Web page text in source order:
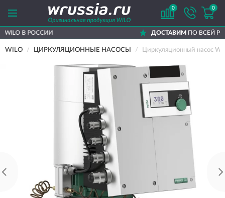
0 0
ПО ВСЕЙ РОССИИ
WILO ЦИРКУЛЯЦИОННЫЕ НАСОСЫ Циркуляционный насос